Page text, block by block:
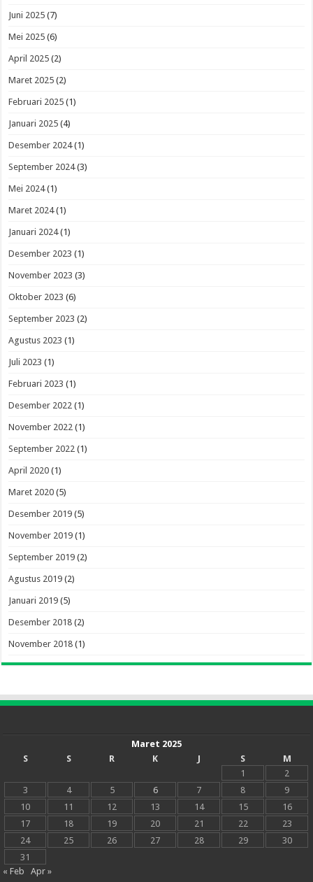
Juni 2025 (7)
Mei 2025 (6)
April 2025 (2)
Maret 2025 (2)
Februari 2025 (1)
Januari 2025 (4)
Desember 2024(1)
September 2024(3)
Mei 2024(1)
Maret 2024(1)
Januari 2024(1)
Desember 2023 (1)
November 2023 (3)
Oktober 2023 (6)
September 2023 (2)
Agustus 2023 (1)
Juli 2023 (1)
Februari 2023 (1)
Desember 2022 (1)
November 2022 (1)
September 2022 (1)
April 2020 (1)
Maret 2020 (5)
Desember 2019 (5)
November 2019 (1)
September 2019 (2)
Agustus 2019 (2)
Januari 2019 (5)
Desember 2018 (2)
November 2018 (1)
Maret 2025
S
S R K J S
M
1
2
3
4 5 6 7 8
9
10
11 12 13 14 15
16
17
18 19 20 21 22
23
24
25 26 27 28 29
30
31
« Feb
Apr »